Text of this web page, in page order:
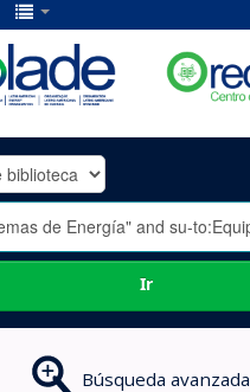
Ir
Búsqueda avanzada